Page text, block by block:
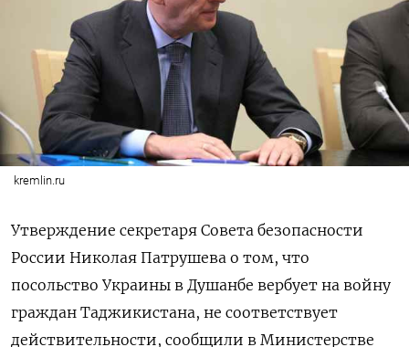
kremlin.ru
Утверждение секретаря Совета безопасности
России Николая Патрушева о том, что
посольство Украины в Душанбе вербует на войну
граждан Таджикистана, не соответствует
действительности, сообщили в Министерстве